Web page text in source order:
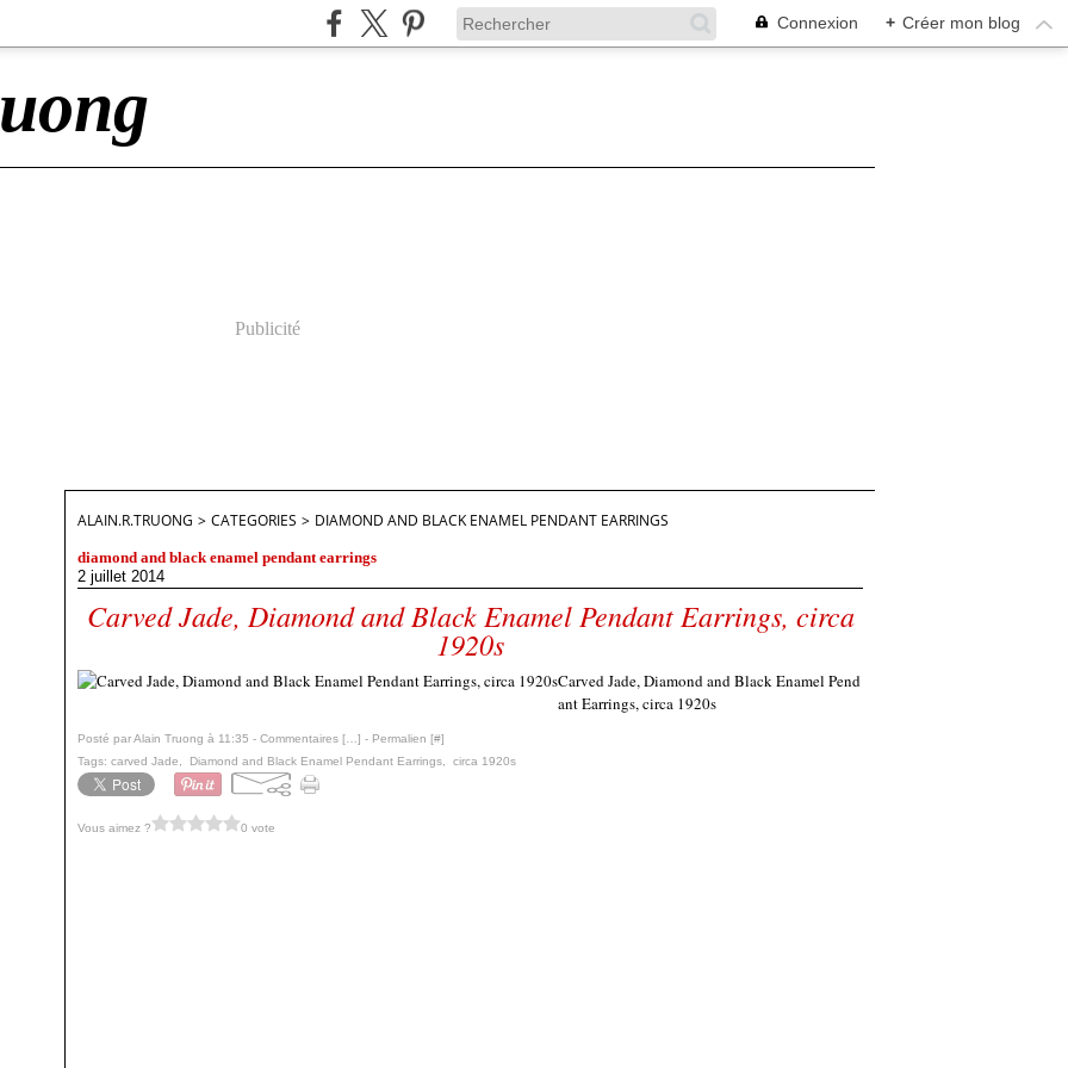
Connexion + Créer mon blog
Publicité
ALAIN.R.TRUONG > CATEGORIES > DIAMOND AND BLACK ENAMEL PENDANT EARRINGS
diamond and black enamel pendant earrings
2 juillet 2014
Carved Jade, Diamond and Black Enamel Pendant Earrings, circa
1920s
Carved Jade, Diamond and Black Enamel Pend
ant Earrings, circa 1920s
Posté par Alain Truong à 11:35 - Commentaires [ ] - Permalien [#]
Tags: carved Jade Diamond and Black Enamel Pendant Earrings circa 1920s
Vous aimez ? 0 vote